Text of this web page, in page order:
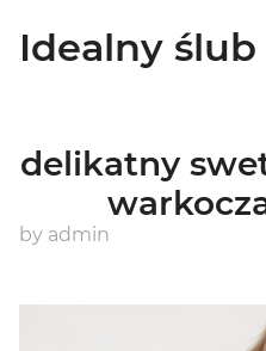
Idealny ślub
Blog
Koszyk
delikatny
by admin